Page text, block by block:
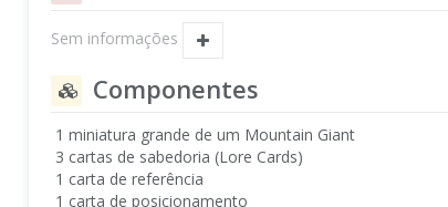
Sem informações
Componentes
1 miniatura grande de um Mountain Giant
3 cartas de sabedoria (Lore Cards)
1 carta de referência
1 carta de posicionamento